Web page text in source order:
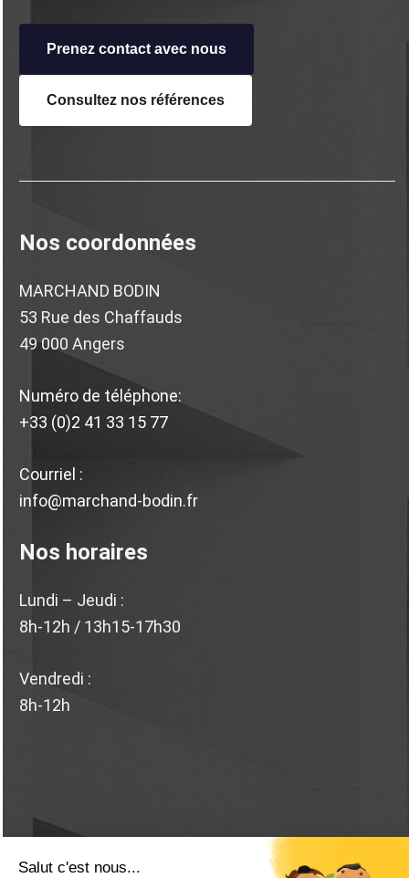
Prenez contact avec nous
Consultez nosréférences
Nos coordonnées
MARCHAND BODIN
53 Rue des Chaffauds
49 000 Angers
Numéro de téléphone:
+33 (0)2 41 33 15 77
Courriel :
info@marchand-bodin.fr
Nos horaires
Lundi – Jeudi :
8h-12h / 13h15-17h30
Vendredi :
8h-12h